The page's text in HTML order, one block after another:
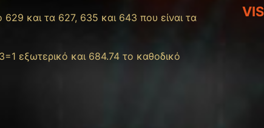
και τα 627, 635 και 643 που είναι τα
εξωτερικό και 684.74 το καθοδικό